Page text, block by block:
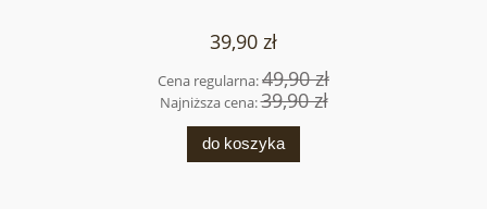
39,90 zł
Cena regularna:49,90 zł
Najniższa cena:39,90 zł
do koszyka